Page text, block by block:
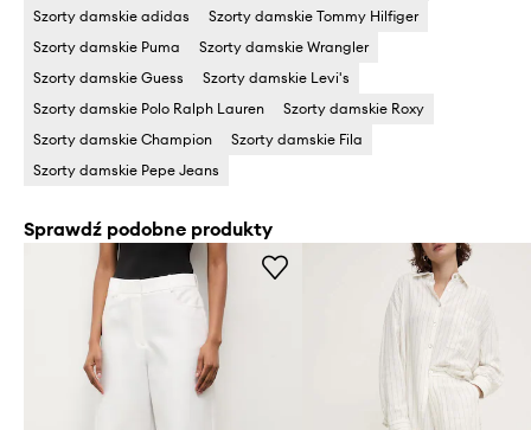
Szorty damskie adidas
Szorty damskie Tommy Hilfiger
Szorty damskie Puma
Szorty damskie Wrangler
Szorty damskie Guess
Szorty damskie Levi's
Szorty damskie Polo Ralph Lauren
Szorty damskie Roxy
Szorty damskie Champion
Szorty damskie Fila
Szorty damskie Pepe Jeans
Sprawdź podobne produkty